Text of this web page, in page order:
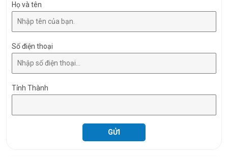
Họ và tên
Số điện thoại
Tỉnh Thành